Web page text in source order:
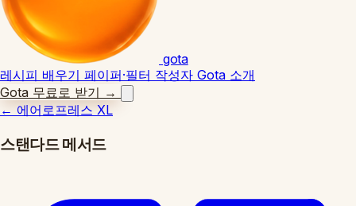
gota
레시피 배우기 페이퍼·필터 작성자 Gota 소개
Gota 무료로 받기 →
← 에어로프레스 XL
스탠다드 메서드